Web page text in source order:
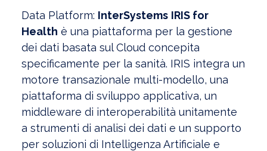
Data Platform: InterSystems IRIS for
Health è una piattaforma per la gestione
dei dati basata sul Cloud concepita
specificamente per la sanità. IRIS integra un
motore transazionale multi-modello, una
piattaforma di sviluppo applicativa, un
middleware di interoperabilità unitamente
a strumenti di analisi dei dati e un supporto
per soluzioni di Intelligenza Artificiale e